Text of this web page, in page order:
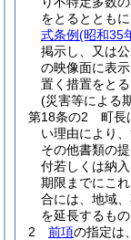
をとるととも
式条例(昭和35
掲示し、又は
の映像面に表
置く措置をと
(災害等による
第18条の2
町長
い理由により
その他書類の提
付若しくは納入
期限までにこ
合には、地域
を延長するもの
2
前項の指定は